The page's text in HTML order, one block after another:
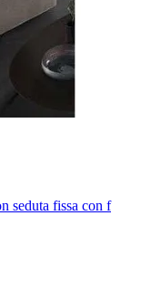
seduta fissa con f